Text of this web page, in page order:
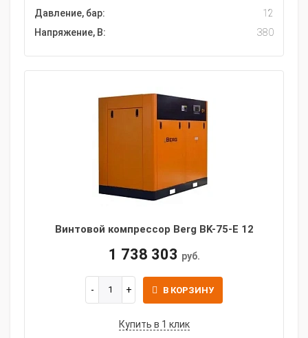
Давление, бар:
12
Напряжение, В:
380
Винтовой компрессор Berg BK-75-E 12
1 738 303 руб.
В КОРЗИНУ
Купить в 1 клик